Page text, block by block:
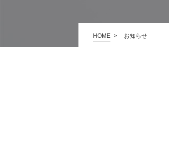
HOME お知らせ